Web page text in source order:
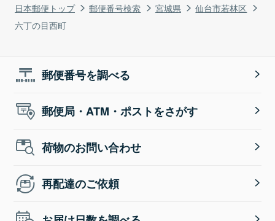
日本郵便トップ 郵便番号検索 宮城県
仙台市若林区
六丁の目西町
郵便番号を調べる
郵便局・ATM・ポストをさがす
荷物のお問い合わせ
再配達のご依頼